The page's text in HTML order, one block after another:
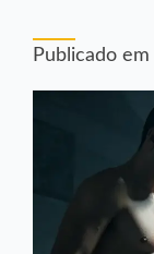
Publicado em